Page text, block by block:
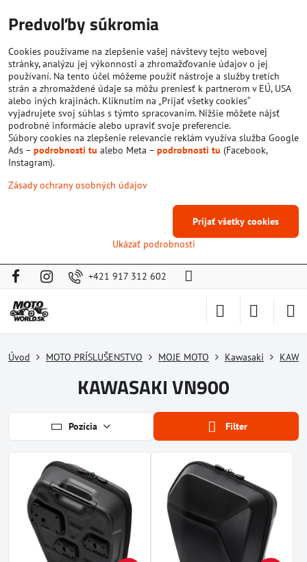
+421 917 312 602
Úvod MOTO PRÍSLUŠENSTVO MOJE MOTO Kawasaki
KAWASAKI VN900
Pozícia Filter
Predvoľby súkromia
Cookies používame na zlepšenie vašej návštevy tejto webovej
stránky, analýzu jej výkonnosti a zhromažďovanie údajov o jej
používaní. Na tento účel môžeme použiť nástroje a služby tretích
strán a zhromaždené údaje sa môžu preniesť k partnerom v EÚ, USA
alebo iných krajinách. Kliknutím na „Prijať všetky cookies“
vyjadrujete svoj súhlas s týmto spracovaním. Nižšie môžete nájsť
podrobné informácie alebo upraviť svoje preferencie.
Súbory cookies na zlepšenie relevancie reklám využíva služba Google
Ads – podrobnosti tu alebo Meta – podrobnosti tu (Facebook,
Instagram).
Zásady ochrany osobných údajov
Ukázať podrobnosti
Prijať všetky cookies